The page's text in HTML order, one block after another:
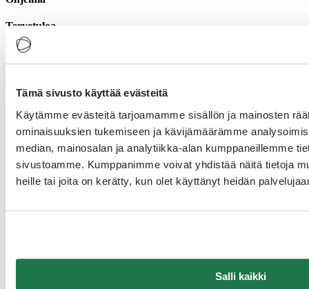
Tämä sivusto käyttää evästeitä
Käytämme evästeitä tarjoamamme sisällön ja mainosten
ominaisuuksien tukemiseen ja kävijämäärämme
median, mainosalan ja analytiikka-alan kumppaneillemme
sivustoamme. Kumppanimme voivat yhdistää näitä tietoja
heille tai joita on kerätty, kun olet käyttänyt heidän
Salli kaikki
Tervetuloa
Kaisu Mäkelä | Visit Finland
Business Finland rahoitukset
EEN palvelut pk-matkailuyrityksille
Katja Lindholm | Business Finland
Business Finlandin asiakkaaksi
Katja Lindholm | Business Finland
Aineistot
Business Finland palvelut -webinaari matkailuyrityksille 13.11.2024